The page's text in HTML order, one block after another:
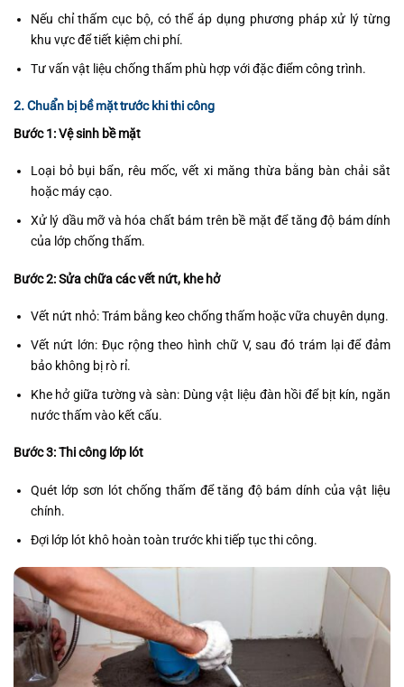
Nếu chỉ thấm cục bộ, có thể áp dụng phương pháp xử lý từng
khu vực để tiết kiệm chi phí.
Tư vấn vật liệu chống thấm phù hợp với đặc điểm công trình.
2. Chuẩn bị bề mặt trước khi thi công
Bước 1: Vệ sinh bề mặt
Loại bỏ bụi bẩn, rêu mốc, vết xi măng thừa bằng bàn chải sắt
hoặc máy cạo.
Xử lý dầu mỡ và hóa chất bám trên bề mặt để tăng độ bám dính
của lớp chống thấm.
Bước 2: Sửa chữa các vết nứt, khe hở
Vết nứt nhỏ: Trám bằng keo chống thấm hoặc vữa chuyên dụng.
Vết nứt lớn: Đục rộng theo hình chữ V, sau đó trám lại để đảm
bảo không bị rò rỉ.
Khe hở giữa tường và sàn: Dùng vật liệu đàn hồi để bịt kín, ngăn
nước thấm vào kết cấu.
Bước 3: Thi công lớp lót
Quét lớp sơn lót chống thấm để tăng độ bám dính của vật liệu
chính.
Đợi lớp lót khô hoàn toàn trước khi tiếp tục thi công.